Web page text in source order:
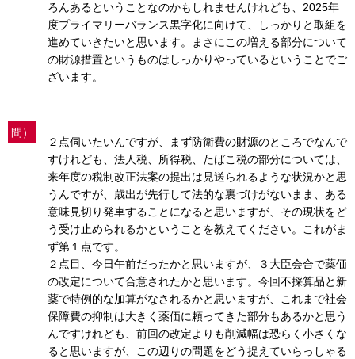
ろんあるということなのかもしれませんけれども、2025年
度プライマリーバランス黒字化に向けて、しっかりと取組を
進めていきたいと思います。まさにこの増える部分について
の財源措置というものはしっかりやっているということでご
ざいます。
問）
２点伺いたいんですが、まず防衛費の財源のところでなんで
すけれども、法人税、所得税、たばこ税の部分については、
来年度の税制改正法案の提出は見送られるような状況かと思
うんですが、歳出が先行して法的な裏づけがないまま、ある
意味見切り発車することになると思いますが、その現状をど
う受け止められるかということを教えてください。これがま
ず第１点です。
２点目、今日午前だったかと思いますが、３大臣会合で薬価
の改定について合意されたかと思います。今回不採算品と新
薬で特例的な加算がなされるかと思いますが、これまで社会
保障費の抑制は大きく薬価に頼ってきた部分もあるかと思う
んですけれども、前回の改定よりも削減幅は恐らく小さくな
ると思いますが、この辺りの問題をどう捉えていらっしゃる